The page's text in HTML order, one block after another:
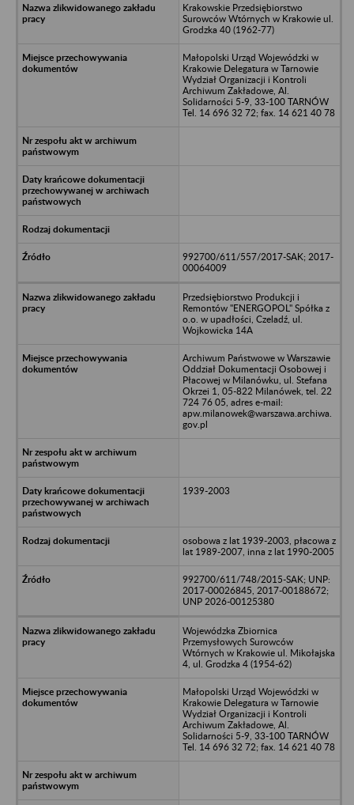
Krakowskie Przedsiębiorstwo
Surowców Wtórnych w Krakowie ul.
Grodzka 40 (1962-77)
Małopolski Urząd Wojewódzki w
Krakowie Delegatura w Tarnowie
Wydział Organizacji i Kontroli
Archiwum Zakładowe, Al.
Solidarności 5-9, 33-100 TARNÓW
Tel. 14 696 32 72; fax. 14 621 40 78
992700/611/557/2017-SAK; 2017-
00064009
Przedsiębiorstwo Produkcji i
Remontów "ENERGOPOL" Spółka z
o.o. w upadłości, Czeladź, ul.
Wojkowicka 14A
Archiwum Państwowe w Warszawie
Oddział Dokumentacji Osobowej i
Płacowej w Milanówku, ul. Stefana
Okrzei 1, 05-822 Milanówek, tel. 22
724 76 05, adres e-mail:
apw.milanowek@warszawa.archiwa.
gov.pl
1939-2003
osobowa z lat 1939-2003, płacowa z
lat 1989-2007, inna z lat 1990-2005
992700/611/748/2015-SAK; UNP:
2017-00026845, 2017-00188672;
UNP 2026-00125380
Wojewódzka Zbiornica
Przemysłowych Surowców
Wtórnych w Krakowie ul. Mikołajska
4, ul. Grodzka 4 (1954-62)
Małopolski Urząd Wojewódzki w
Krakowie Delegatura w Tarnowie
Wydział Organizacji i Kontroli
Archiwum Zakładowe, Al.
Solidarności 5-9, 33-100 TARNÓW
Tel. 14 696 32 72; fax. 14 621 40 78